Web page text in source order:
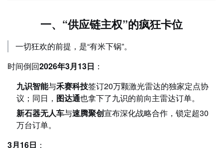
一、“供应链主权”的疯狂卡位
一切狂欢的前提，是“有米下锅”。
时间倒回2026年3月13日 ：
九识智能与禾赛科技签订20万颗激光雷达的独家定点协
议；同日， 图达通也拿下了九识的前向主雷达订单。
新石器无人车与速腾聚创宣布深化战略合作，锁定超30
万台订单。
3月16日 ：